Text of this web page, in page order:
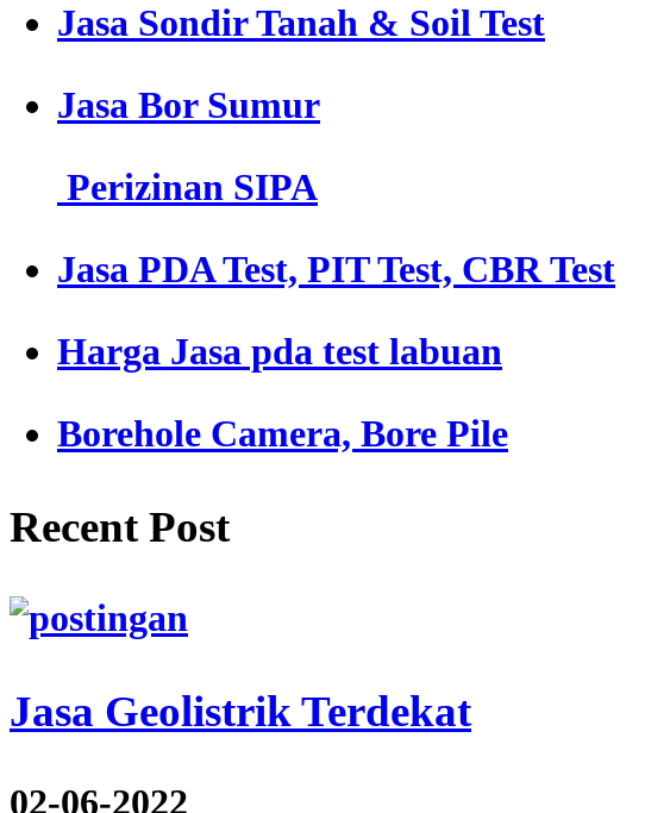
Jasa Sondir Tanah & Soil Test
Jasa Bor Sumur
Perizinan SIPA
Jasa PDA Test, PIT Test, CBR Test
Harga Jasa pda test labuan
Borehole Camera, Bore Pile
Recent Post
Jasa Geolistrik Terdekat
02-06-2022